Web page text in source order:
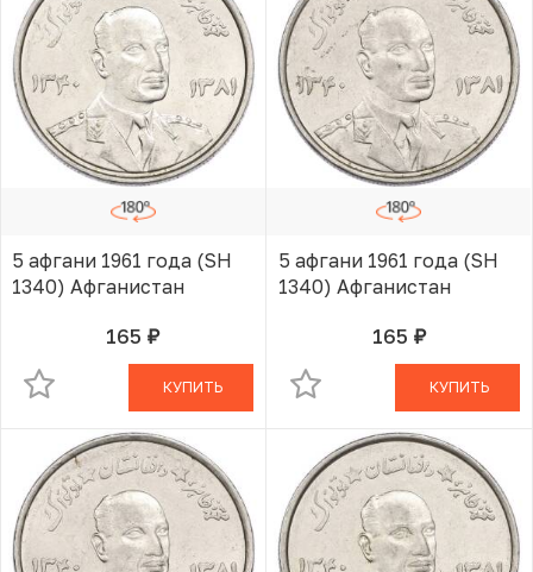
5 афгани 1961 года (SH
1340) Афганистан
165 руб.В КОРЗИНЕ
КУПИТЬ
5 афгани 1961 года (SH
1340) Афганистан
165 руб.В КОРЗИНЕ
КУПИТЬ